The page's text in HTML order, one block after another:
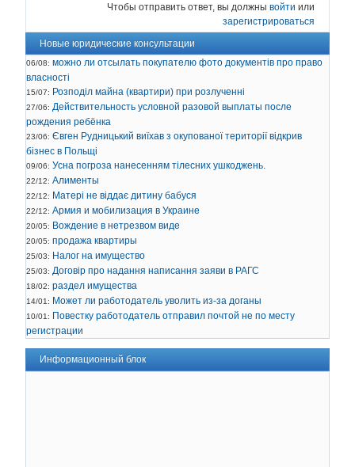
Чтобы отправить ответ, вы должны войти или
зарегистрироваться
Новые юридические консультации
06/08: можно ли отсылать покупателю фото документів про право
власності
15/07: Розподіл майна (квартири) при розлученні
27/06: Действительность условной разовой выплаты после
рождения ребёнка
23/06: Євген Рудницький виїхав з окупованої території відкрив
бізнес в Польщі
09/06: Усна погроза нанесенням тілесних ушкоджень.
22/12: Алименты
22/12: Матері не віддає дитину бабуся
22/12: Армия и мобилизация в Украине
20/05: Вождение в нетрезвом виде
20/05: продажа квартиры
25/03: Налог на имущество
25/03: Договір про надання написання заяви в РАГС
18/02: раздел имущества
14/01: Может ли работодатель уволить из-за доганы
10/01: Повестку работодатель отправил почтой не по месту
регистрации
Информационный блок